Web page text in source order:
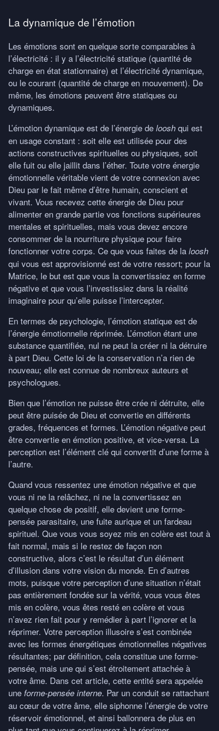
La dynamique de l’émotion
Les émotions sont en quelque sorte comparables à
l’électricité : il y a l’électricité statique (quantité de
charge en état stationnaire) et l’électricité dynamique,
ou le courant (quantité de charge en mouvement). De
même, les émotions peuvent être statiques ou
dynamiques.
L’émotion dynamique est de l’énergie de loosh qui est
en usage constant : soit elle est utilisée pour des
actions constructives spirituelles ou physiques, soit
elle fuit ou elle jaillit dans l’éther. Toute votre énergie
émotionnelle véritable vient de votre connexion avec
Dieu par le fait même d’être humain, conscient et
vivant. Vous recevez cette énergie de Dieu pour
alimenter en grande partie vos fonctions supérieures
mentales et spirituelles, mais vous devez encore
consommer de la nourriture physique pour faire
fonctionner votre corps. Ce que vous faites de la loosh
qui vous est approvisionné est de votre ressort; pour la
Matrice, le but est que vous la convertissiez en forme
négative et que vous l’investissiez dans la réalité
imaginaire pour qu’elle puisse l’intercepter.
En termes de psychologie, l’émotion statique est de
l’énergie émotionnelle réprimée. L’émotion étant une
substance quantifiée, nul ne peut la créer ni la détruire
à part Dieu. Cette loi de la conservation n’a rien de
nouveau; elle est connue de nombreux auteurs et
psychologues.
Bien que l’émotion ne puisse être crée ni détruite, elle
peut être puisée de Dieu et convertie en différents
grades, fréquences et formes. L’émotion négative peut
être convertie en émotion positive, et vice-versa. La
perception est l’élément clé qui convertit d’une forme à
l’autre.
Quand vous ressentez une émotion négative et que
vous ni ne la relâchez, ni ne la convertissez en
quelque chose de positif, elle devient une forme-
pensée parasitaire, une fuite aurique et un fardeau
spirituel. Que vous vous soyez mis en colère est tout à
fait normal, mais si le restez de façon non
constructive, alors c’est le résultat d’un élément
d’illusion dans votre vision du monde. En d’autres
mots, puisque votre perception d’une situation n’était
pas entièrement fondée sur la vérité, vous vous êtes
mis en colère, vous êtes resté en colère et vous
n’avez rien fait pour y remédier à part l’ignorer et la
réprimer. Votre perception illusoire s’est combinée
avec les formes énergétiques émotionnelles négatives
résultantes; par définition, cela constitue une forme-
pensée, mais une qui s’est étroitement attachée à
votre âme. Dans cet article, cette entité sera appelée
une forme-pensée interne. Par un conduit se rattachant
au cœur de votre âme, elle siphonne l’énergie de votre
réservoir émotionnel, et ainsi ballonnera de plus en